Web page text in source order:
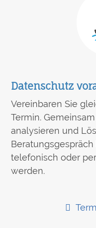
Datenschutz
Vereinbaren Sie
Termin.
analysieren und
telefonisch oder
werden.